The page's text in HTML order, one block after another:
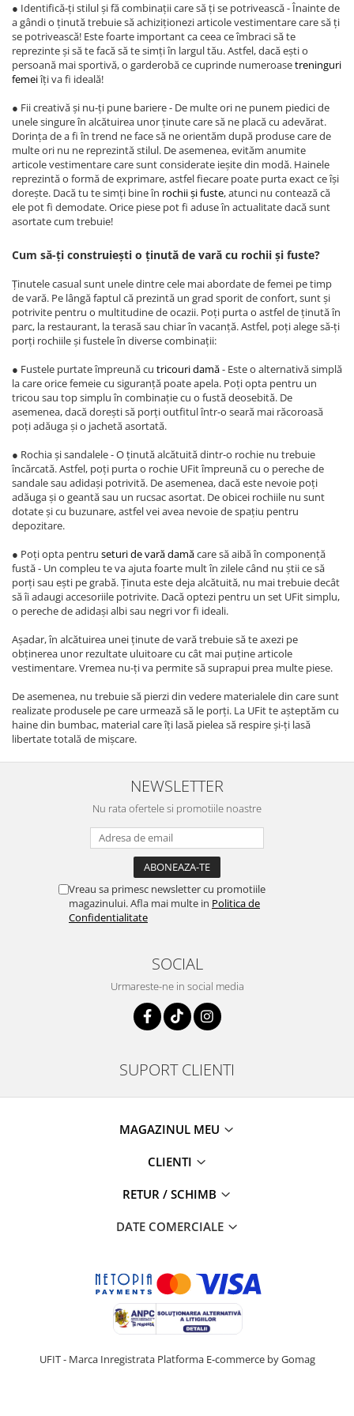
● Identifică-ți stilul și fă combinații care să ți se potrivească - Înainte de
a gândi o ținută trebuie să achiziționezi articole vestimentare care să ți
se potrivească! Este foarte important ca ceea ce îmbraci să te
reprezinte și să te facă să te simți în largul tău. Astfel, dacă ești o
persoană mai sportivă, o garderobă ce cuprinde numeroasetreninguri
femeiîți va fi ideală!
● Fii creativă și nu-ți pune bariere - De multe ori ne punem piedici de
unele singure în alcătuirea unor ținute care să ne placă cu adevărat.
Dorința de a fi în trend ne face să ne orientăm după produse care de
multe ori nu ne reprezintă stilul. De asemenea, evităm anumite
articole vestimentare care sunt considerate ieșite din modă. Hainele
reprezintă o formă de exprimare, astfel fiecare poate purta exact ce își
dorește. Dacă tu te simți bine în rochii și fuste, atunci nu contează că
ele pot fi demodate. Orice piese pot fi aduse în actualitate dacă sunt
asortate cum trebuie!
Cum să-ți construiești o ținută de vară cu rochii și fuste?
Ținutele casual sunt unele dintre cele mai abordate de femei pe timp
de vară. Pe lângă faptul că prezintă un grad sporit de confort, sunt și
potrivite pentru o multitudine de ocazii. Poți purta o astfel de ținută în
parc, la restaurant, la terasă sau chiar în vacanță. Astfel, poți alege să-ți
porți rochiile și fustele în diverse combinații:
● Fustele purtate împreună cu tricouri damă- Este o alternativă simplă
la care orice femeie cu siguranță poate apela. Poți opta pentru un
tricou sau top simplu în combinație cu o fustă deosebită. De
asemenea, dacă dorești să porți outfitul într-o seară mai răcoroasă
poți adăuga și o jachetă asortată.
● Rochia și sandalele - O ținută alcătuită dintr-o rochie nu trebuie
încărcată. Astfel, poți purta o rochie UFit împreună cu o pereche de
sandale sau adidași potrivită. De asemenea, dacă este nevoie poți
adăuga și o geantă sau un rucsac asortat. De obicei rochiile nu sunt
dotate și cu buzunare, astfel vei avea nevoie de spațiu pentru
depozitare.
● Poți opta pentru seturi de vară damăcare să aibă în componență
fustă - Un compleu te va ajuta foarte mult în zilele când nu știi ce să
porți sau ești pe grabă. Ținuta este deja alcătuită, nu mai trebuie decât
să îi adaugi accesoriile potrivite. Dacă optezi pentru un set UFit simplu,
o pereche de adidași albi sau negri vor fi ideali.
Așadar, în alcătuirea unei ținute de vară trebuie să te axezi pe
obținerea unor rezultate uluitoare cu cât mai puține articole
vestimentare. Vremea nu-ți va permite să suprapui prea multe piese.
De asemenea, nu trebuie să pierzi din vedere materialele din care sunt
realizate produsele pe care urmează să le porți. La UFit te așteptăm cu
haine din bumbac, material care îți lasă pielea să respire și-ți lasă
libertate totală de mișcare.
NEWSLETTER
Nu rata ofertele si promotiile noastre
Vreau sa primesc newsletter cu promotiile
magazinului. Afla mai multe in Politica de
Confidentialitate
SOCIAL
Urmareste-ne in social media
SUPORT CLIENTI
MAGAZINUL MEU
CLIENTI
RETUR / SCHIMB
DATE COMERCIALE
UFIT - Marca Inregistrata Platforma E-commerce by Gomag